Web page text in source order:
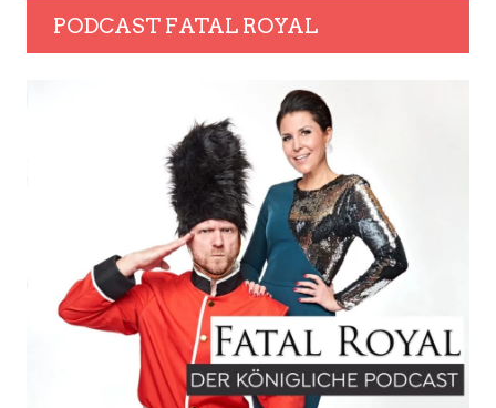
PODCAST FATAL ROYAL